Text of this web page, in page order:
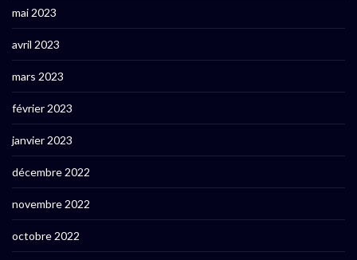
mai 2023
avril 2023
mars 2023
février 2023
janvier 2023
décembre 2022
novembre 2022
octobre 2022